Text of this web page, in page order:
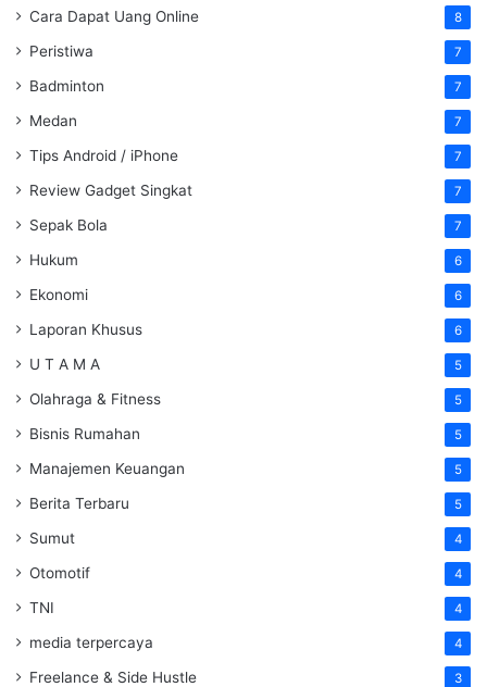
Cara Dapat Uang Online 8
Peristiwa 7
Badminton 7
Medan 7
Tips Android / iPhone 7
Review Gadget Singkat 7
Sepak Bola 7
Hukum 6
Ekonomi 6
Laporan Khusus 6
U T A M A 5
Olahraga & Fitness 5
Bisnis Rumahan 5
Manajemen Keuangan 5
Berita Terbaru 5
Sumut 4
Otomotif 4
TNI 4
media terpercaya 4
Freelance & Side Hustle 3